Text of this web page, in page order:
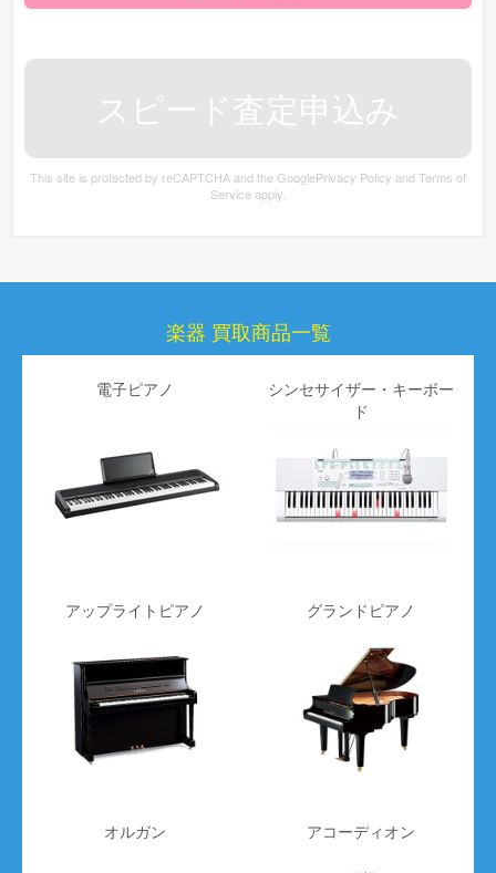
す！
リッケンバッカーのエレキベース 型番：
を買取価格相場〜134400円
を買取価格相場〜33400円
します！
[BLK]を買取価格相場〜15100円で買取致します！
〜48900円
します！
フォトジェニック のエレキベース 型番：JB-240
This site is protected by reCAPTCHA and the GooglePrivacy Policy and Terms of
Serviceapply.
楽器 買取商品一覧
電子ピアノ
シンセサイザー・キーボー
ド
アップライトピアノ グランドピアノ
オルガン アコーディオン